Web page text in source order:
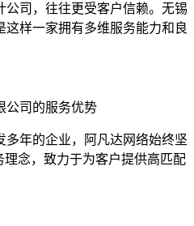
司，往往更受客户信赖。无锡
这样一家拥有多维服务能力和良
公司的服务优势
年的企业，阿凡达网络始终坚
理念，致力于为客户提供高匹配